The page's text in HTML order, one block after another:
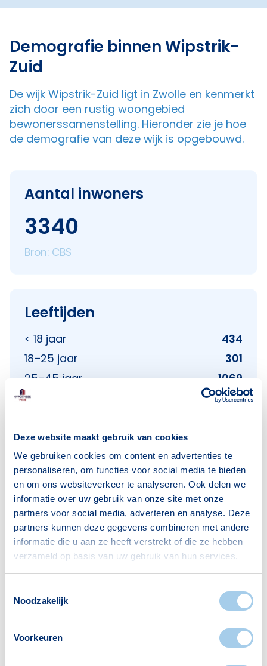
Deze website maakt gebruik van cookies
We gebruiken cookies om content en advertenties te
personaliseren, om functies voor social media te bieden
en om ons websiteverkeer te analyseren. Ook delen we
informatie over uw gebruik van onze site met onze
partners voor social media, adverteren en analyse. Deze
partners kunnen deze gegevens combineren met andere
informatie die u aan ze heeft verstrekt of die ze hebben
verzameld op basis van uw gebruik van hun services.
Noodzakelijk
Voorkeuren
Demografie binnen Wipstrik-
Zuid
De wijk Wipstrik-Zuid ligt in Zwolle en kenmerkt
zich door een rustig woongebied
bewonerssamenstelling. Hieronder zie je hoe
de demografie van deze wijk is opgebouwd.
Aantal inwoners
3340
Bron: CBS
Leeftijden
< 18 jaar
434
18–25 jaar
301
25–45 jaar
1069
45–65 jaar
768
65+ jaar
701
Bron: CBS
Huishoudens
Alleenwonend
1026
Gezin zonder kinderen
456